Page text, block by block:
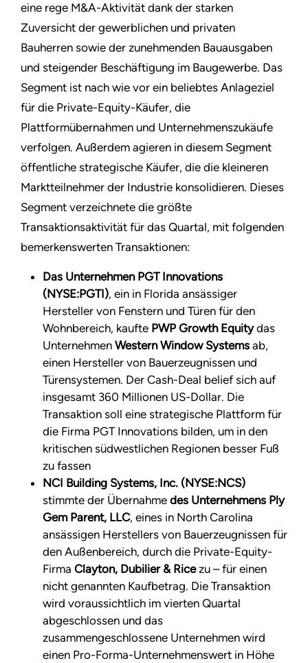
eine rege M&A-Aktivität dank der starken
Zuversicht der gewerblichen und privaten
Bauherren sowie der zunehmenden Bauausgaben
und steigender Beschäftigung im Baugewerbe. Das
Segment ist nach wie vor ein beliebtes Anlageziel
für die Private-Equity-Käufer, die
Plattformübernahmen und Unternehmenszukäufe
verfolgen. Außerdem agieren in diesem Segment
öffentliche strategische Käufer, die die kleineren
Marktteilnehmer der Industrie konsolidieren. Dieses
Segment verzeichnete die größte
Transaktionsaktivität für das Quartal, mit folgenden
bemerkenswerten Transaktionen:
Das Unternehmen PGT Innovations
(NYSE:PGTI), ein in Florida ansässiger
Hersteller von Fenstern und Türen für den
Wohnbereich, kaufte PWP Growth Equitydas
Unternehmen Western Window Systems ab,
einen Hersteller von Bauerzeugnissen und
Türensystemen. Der Cash-Deal belief sich auf
insgesamt 360 Millionen US-Dollar. Die
Transaktion soll eine strategische Plattform für
die Firma PGT Innovations bilden, um in den
kritischen südwestlichen Regionen besser Fuß
zu fassen
NCI Building Systems, Inc. (NYSE:NCS)
stimmte der Übernahme des Unternehmens Ply
Gem Parent, LLC, eines in North Carolina
ansässigen Herstellers von Bauerzeugnissen für
den Außenbereich, durch die Private-Equity-
Firma Clayton, Dubilier & Ricezu – für einen
nicht genannten Kaufbetrag. Die Transaktion
wird voraussichtlich im vierten Quartal
abgeschlossen und das
zusammengeschlossene Unternehmen wird
einen Pro-Forma-Unternehmenswert in Höhe